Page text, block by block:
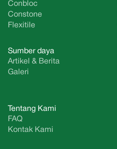
Conbloc
Constone
Flexitile
Tentang Kami
FAQ
Kontak Kami
Sumber daya
Artikel & Berita
Galeri